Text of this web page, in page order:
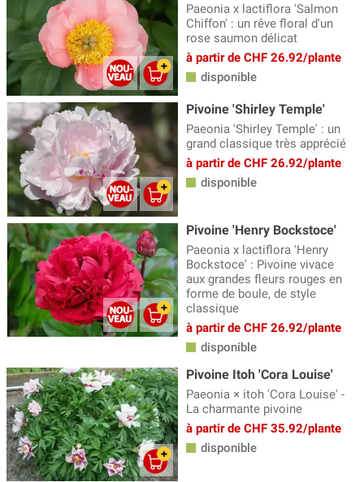
Paeonia x lactiflora 'Salmon
Chiffon' : un rêve floral d'un
rose saumon délicat
à partir de CHF 26.92/plante
disponible
Pivoine 'Shirley Temple'
Paeonia 'Shirley Temple' : un
grand classique très apprécié
à partir de CHF 26.92/plante
disponible
Pivoine 'Henry Bockstoce'
Paeonia x lactiflora 'Henry
Bockstoce' : Pivoine vivace
aux grandes fleurs rouges en
forme de boule, de style
classique
à partir de CHF 26.92/plante
disponible
Pivoine Itoh 'Cora Louise'
Paeonia × itoh 'Cora Louise' -
La charmante pivoine
à partir de CHF 35.92/plante
disponible